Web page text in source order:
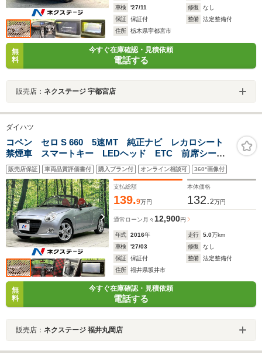
車検
'27/11 修復
なし
保証
保証付 整備
法定整備付
住所
栃木県宇都宮市
無
料
今すぐ在庫確認・見積依頼
電話する
販売店： ネクステージ 宇都宮店
ダイハツ
コペン セロ S 660 5速MT 純正ナビ レカロシート
禁煙車 スマートキー LEDヘッド ETC 前席シート
ヒーター オートライト オートエアコン Bluetooth
CD DVD再生 フルセグ
販売店保証 車両品質評価書付 購入プラン付 オンライン相談可 360°画像付
支払総額
139.9万円
本体価格
132.2万円
通常ローン 月々 12,900円
年式 2016年 走行 5.0万km
車検
'27/03 修復
なし
保証
保証付 整備
法定整備付
住所
福井県坂井市
無
料
今すぐ在庫確認・見積依頼
電話する
販売店： ネクステージ 福井丸岡店